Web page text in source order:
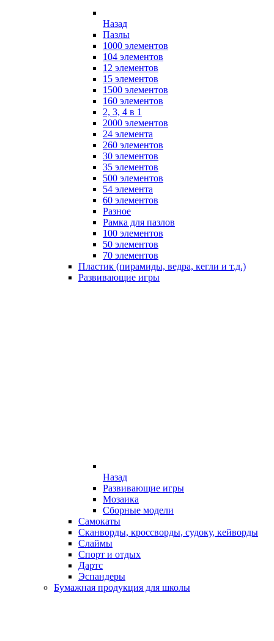
Назад
Пазлы
1000 элементов
104 элементов
12 элементов
15 элементов
1500 элементов
160 элементов
2, 3, 4 в 1
2000 элементов
24 элемента
260 элементов
30 элементов
35 элементов
500 элементов
54 элемента
60 элементов
Разное
Рамка для пазлов
100 элементов
50 элементов
70 элементов
Пластик (пирамиды, ведра, кегли и т.д.)
Развивающие игры
Назад
Развивающие игры
Мозаика
Сборные модели
Самокаты
Сканворды, кроссворды, судоку, кейворды
Слаймы
Спорт и отдых
Дартс
Эспандеры
Бумажная продукция для школы